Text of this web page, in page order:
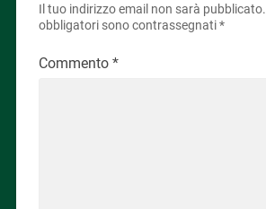
Il tuo indirizzo email non sarà pubblicato.
obbligatori sono contrassegnati*
Commento *